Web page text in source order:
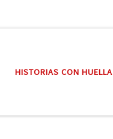
HISTORIAS CON HUELLA